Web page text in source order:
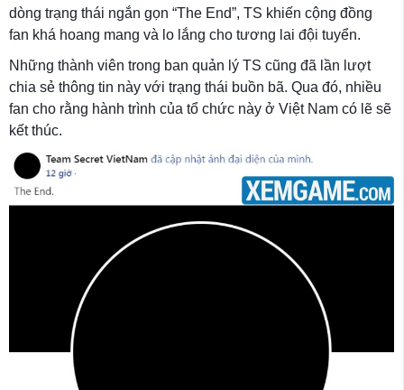
dòng trạng thái ngắn gọn “The End”, TS khiến cộng đồng
fan khá hoang mang và lo lắng cho tương lai đội tuyển.
Những thành viên trong ban quản lý TS cũng đã lần lượt
chia sẻ thông tin này với trạng thái buồn bã. Qua đó, nhiều
fan cho rằng hành trình của tổ chức này ở Việt Nam có lẽ sẽ
kết thúc.